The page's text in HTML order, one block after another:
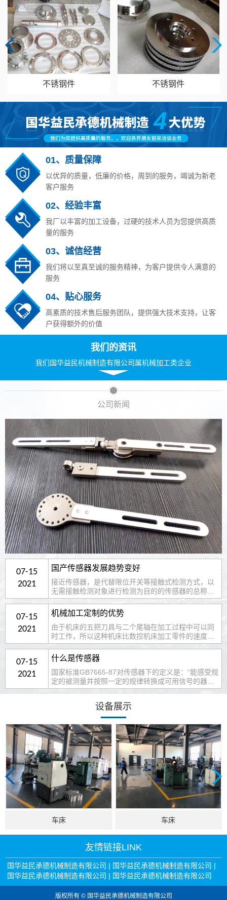
不锈钢件 不锈钢件
01、质量保障
以优异的质量，低廉的价格，周到的服务，竭诚为新老
客户服务
02、经验丰富
我厂以丰富的加工设备，过硬的技术人员为您提供高质
量的服务
03、诚信经营
我们将以至真至诚的服务精神，为客户提供令人满意的
服务
04、贴心服务
高素质的技术售后服务团队，提供强大技术支持，让客
户获得额外的价值
我们的资讯
我们国华益民机械制造有限公司属机械加工类企业
公司新闻
07-15
2021
国产传感器发展趋势变好
接近传感器，是代替限位开关等接触式检测方式，以
无需接触检测对象进行检测为目的的传感器的总称。
接近传感器是传感器家族中非常重要的一员，在工业
上应用非常广泛。虽然单只接近传感器的价格不是很
高，但是一般工厂都是批量需要，所以接近传感器也
是有很大市场的。一提到接近传感器，大家都知道比
较有名的像图尔克、欧姆龙、巴鲁夫等，这些传感
07-15
2021
机械加工定制的优势
由于机床的五把刀具与二个尾轴在加工过程中可以同
时工作，所以这种机床比数控机床加工零件的速度要
快4～6倍。复杂零件可同步进行外圆、球面、圆锥
面、圆弧面、台阶、割槽、钻孔、攻丝、板牙、压
花、切割等加工，一次即可完成所有加工工序，加工
精度高，无需手工操作，自动送料完全实现全自动
化，一人可看多台。 同时还可以使用铣牙装置加工外
07-15
2021
什么是传感器
国家标准GB7665-87对传感器下的定义是：“能感受规
定的被测量并按照一定的规律转换成可用信号的器件
或装置，通常由敏感元件和转换元件组成”。传感器是
感受到的信息，按一定规律变换成为电信号或其他所
需形式的信息输出，以满足信息的传输、处理、存
储、显示、记录和控制等要求。它是实
设备展示
车床 车床
友情链接LINK
国华益民承德机械制造有限公司 | 国华益民承德机械制造有限公司 |
国华益民承德机械制造有限公司 | 国华益民承德机械制造有限公司
版权所有 © 国华益民承德机械制造有限公司